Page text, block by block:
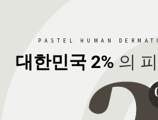
PASTEL HUMAN
대한민국 2% 의